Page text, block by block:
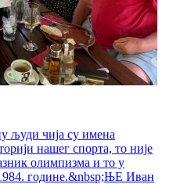
људи чија су имена
нашег спорта, то није
олимпизма и то у
године.&nbsp;ЊЕ Иван